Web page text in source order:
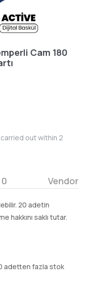
Cam 180
out within 2
Vendor
20 adetin
hakkını saklı tutar.
adetten fazla stok